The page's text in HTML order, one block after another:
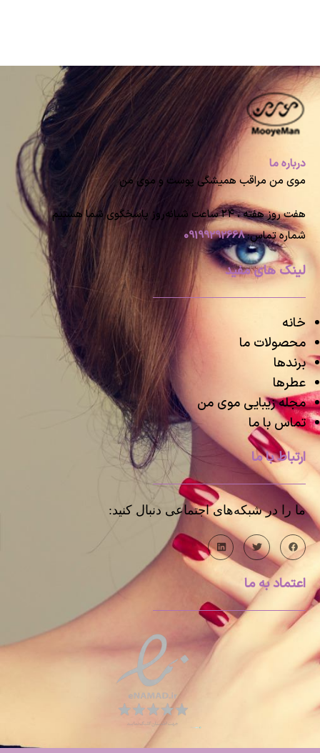
درباره ما
موی من مراقب همیشگی پوست و موی من
هفت روز هفته ، ۲۴ ساعت شبانه‌روز پاسخگوی شما هستیم
شماره تماس:09199292668
لینک های مفید
خانه
محصولات ما
برندها
عطرها
مجله زیبایی موی من
تماس با ما
ارتباط با ما
ما را در شبکه‌های اجتماعی دنبال کنید:
اعتماد به ما